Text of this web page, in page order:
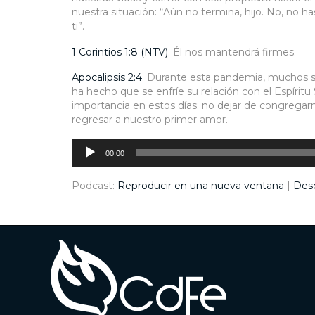
nuestra situación: “Aún no termina, hijo. No, no
ti”.
1 Corintios 1:8 (NTV). Él nos mantendrá firmes.
Apocalipsis 2:4. Durante esta pandemia, muchos
ha hecho que se enfríe su relación con el
importancia en estos días: no dejar de
regresar a nuestro primer amor.
Reproductor
audio 00:00
Podcast: Reproducir en una nueva ventana |